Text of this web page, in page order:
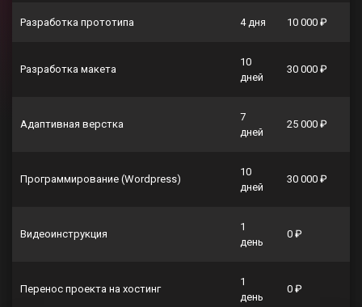
Разработка прототипа 4 дня 10 000 ₽
Разработка макета
10
дней
30 000 ₽
Адаптивная верстка
7
дней
25 000 ₽
Программирование (Wordpress)
10
дней
30 000 ₽
Видеоинструкция
1
день
0 ₽
Перенос проекта на хостинг
1
день
0 ₽